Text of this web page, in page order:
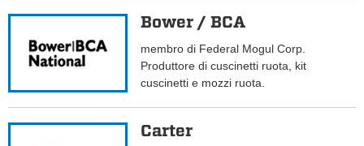
Bower / BCA
membro di Federal Mogul Corp.
Produttore di cuscinetti ruota, kit
cuscinetti e mozzi ruota.
Carter